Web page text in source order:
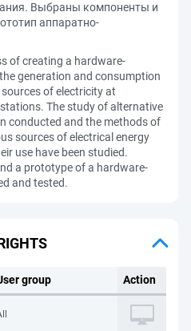
Выбраны компоненты и
аппаратно-
of creating a hardware-
generation and consumption
of electricity at
The study of alternative
conducted and the methods of
sources of electrical energy
use have been studied.
a prototype of a hardware-
and tested.
group Action